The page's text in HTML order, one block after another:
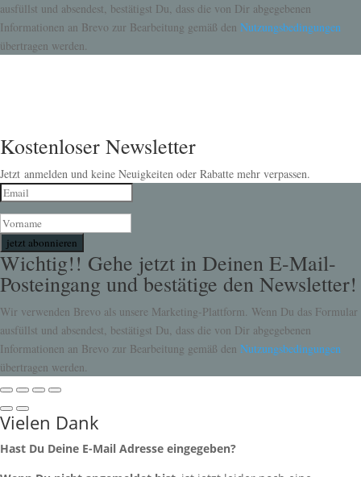
ausfüllst und absendest, bestätigst Du, dass die von Dir abgegebenen
Informationen an Brevo zur Bearbeitung gemäß den Nutzungsbedingungen
übertragen werden.
Kostenloser Newsletter
Jetzt anmelden und keine Neuigkeiten oder Rabatte mehr verpassen.
jetzt abonnieren
Wichtig!! Gehe jetzt in Deinen E-Mail-
Posteingang und bestätige den Newsletter!
Wir verwenden Brevo als unsere Marketing-Plattform. Wenn Du das Formular
ausfüllst und absendest, bestätigst Du, dass die von Dir abgegebenen
Informationen an Brevo zur Bearbeitung gemäß den Nutzungsbedingungen
übertragen werden.
Vielen Dank
Hast Du Deine E-Mail Adresse eingegeben?